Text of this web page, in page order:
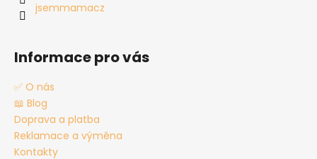
jsemmamacz
Informace pro vás
✅ O nás
📖 Blog
Doprava a platba
Reklamace a výměna
Kontakty